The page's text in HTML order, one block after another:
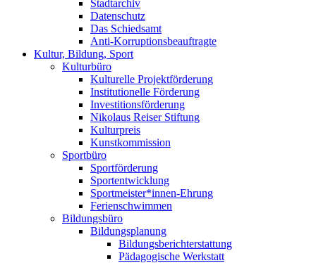
Stadtarchiv
Datenschutz
Das Schiedsamt
Anti-Korruptionsbeauftragte
Kultur, Bildung, Sport
Kulturbüro
Kulturelle Projektförderung
Institutionelle Förderung
Investitionsförderung
Nikolaus Reiser Stiftung
Kulturpreis
Kunstkommission
Sportbüro
Sportförderung
Sportentwicklung
Sportmeister*innen-Ehrung
Ferienschwimmen
Bildungsbüro
Bildungsplanung
Bildungsberichterstattung
Pädagogische Werkstatt